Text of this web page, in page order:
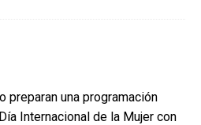
preparan una programación
Internacional de la Mujer con